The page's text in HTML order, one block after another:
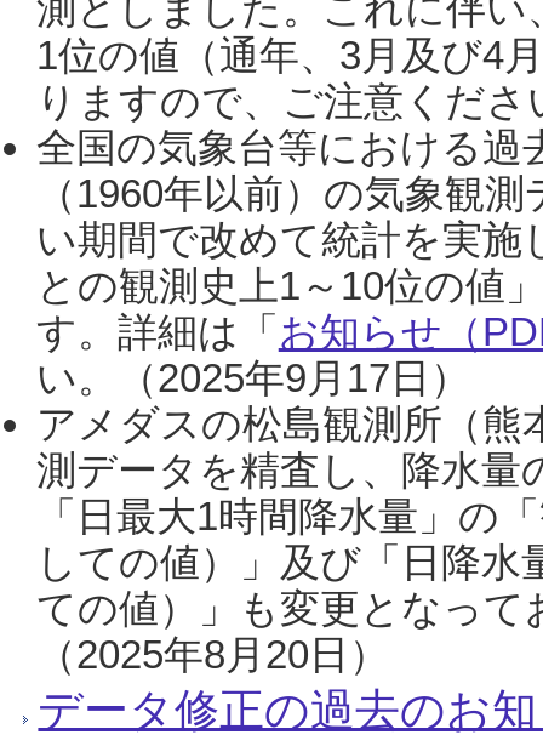
1位の値（通年、3月及び4
りますので、ご注意くだ
全国の気象台等における過
（1960年以前）の気象観
い期間で改めて統計を実
との観測史上1～10位の値
す。詳細は「 お知らせ（
い。（2025年9月17日）
アメダスの松島観測所（熊
測データを精査し、降水
「日最大1時間降水量」の
しての値）」及び「日降
ての値）」も変更となっ
（2025年8月20日）
データ修正の過去のお